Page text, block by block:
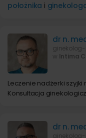
położnika i
dr n.
ginekolog-
w Intima
Leczenie nadżerki
Konsultacja
dr n.
ginekolog-